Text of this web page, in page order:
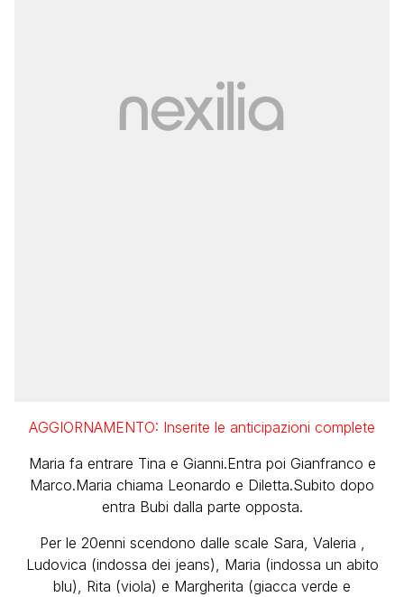
AGGIORNAMENTO: Inserite le anticipazioni complete
Maria fa entrare Tina e Gianni.Entra poi Gianfranco e
Marco.Maria chiama Leonardo e Diletta.Subito dopo
entra Bubi dalla parte opposta.
Per le 20enni scendono dalle scale Sara, Valeria ,
Ludovica (indossa dei jeans), Maria (indossa un abito
blu), Rita (viola) e Margherita (giacca verde e